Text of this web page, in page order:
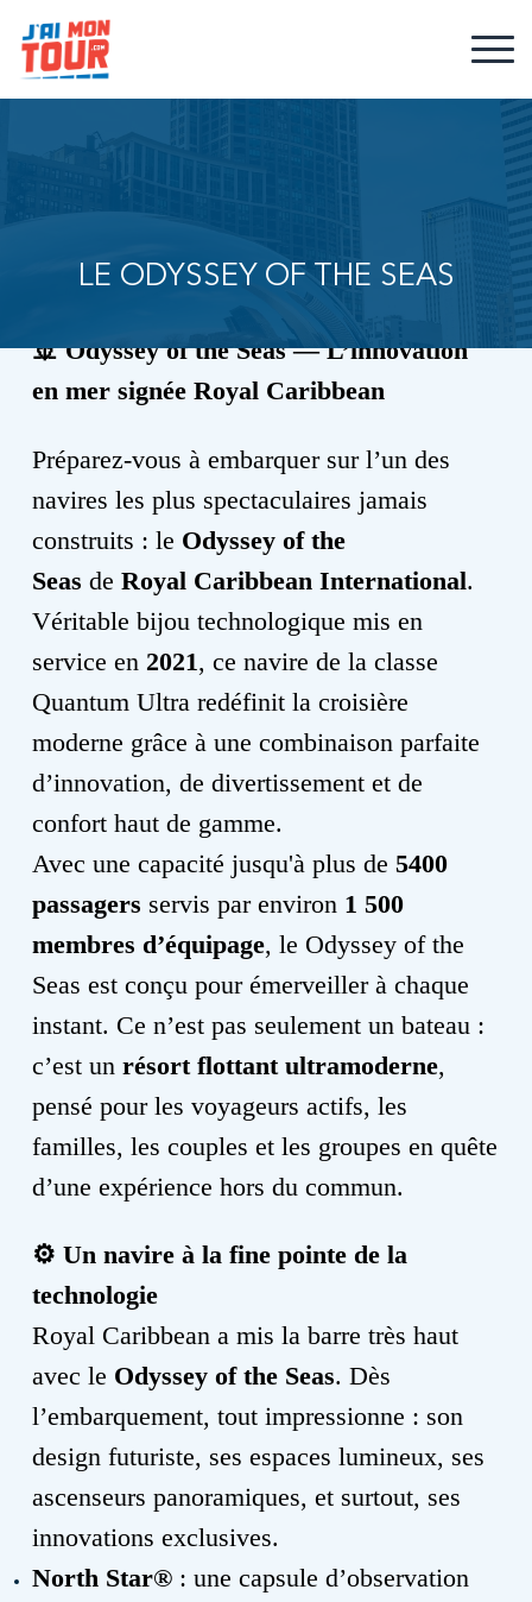
LE ODYSSEY OF THE SEAS
🚢Odyssey of the Seas — L’innovation
en mer signée Royal Caribbean
Préparez-vous à embarquer sur l’un des
navires les plus spectaculaires jamais
construits : le Odyssey of the
Seas de Royal Caribbean International.
Véritable bijou technologique mis en
service en 2021, ce navire de la classe
Quantum Ultra redéfinit la croisière
moderne grâce à une combinaison parfaite
d’innovation, de divertissement et de
confort haut de gamme.
Avec une capacité jusqu'à plus de 5400
passagers servis par environ 1 500
membres d’équipage, le Odyssey of the
Seas est conçu pour émerveiller à chaque
instant. Ce n’est pas seulement un bateau :
c’est un résort flottant ultramoderne,
pensé pour les voyageurs actifs, les
familles, les couples et les groupes en quête
d’une expérience hors du commun.
⚙️ Un navire à la fine pointe de la
technologie
Royal Caribbean a mis la barre très haut
avec le Odyssey of the Seas. Dès
l’embarquement, tout impressionne : son
design futuriste, ses espaces lumineux, ses
ascenseurs panoramiques, et surtout, ses
innovations exclusives.
North Star® : une capsule d’observation